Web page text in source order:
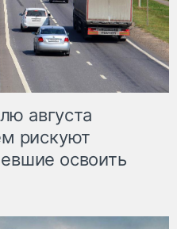
августа
рискуют
освоить